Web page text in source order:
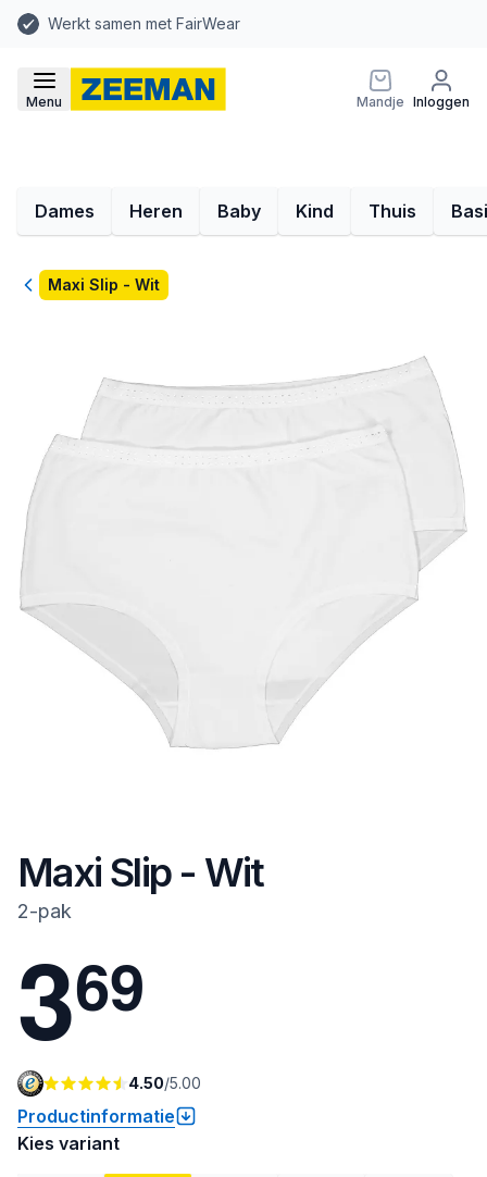
Werkt samen met FairWear
Menu Mandje Inloggen
Dames Heren Baby Kind Thuis
TerugMaxi Slip - Wit
Maxi Slip - Wit
2-pak
369
4.50/5.00
Productinformatie
Kies variant